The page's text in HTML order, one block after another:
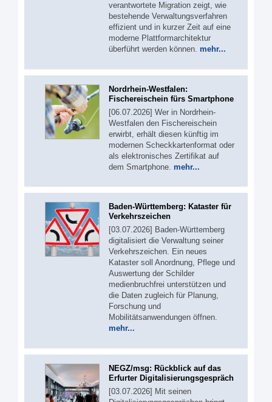
verantwortete Migration zeigt, wie
bestehende Verwaltungsverfahren
effizient und in kurzer Zeit auf eine
moderne Plattformarchitektur
überführt werden können. mehr...
Nordrhein-Westfalen:
Fischereischein fürs Smartphone
[06.07.2026] Wer in Nordrhein-
Westfalen den Fischereischein
erwirbt, erhält diesen künftig im
modernen Scheckkartenformat oder
als elektronisches Zertifikat auf
dem Smartphone. mehr...
Baden-Württemberg: Kataster für
Verkehrszeichen
[03.07.2026] Baden-Württemberg
digitalisiert die Verwaltung seiner
Verkehrszeichen. Ein neues
Kataster soll Anordnung, Pflege und
Auswertung der Schilder
medienbruchfrei unterstützen und
die Daten zugleich für Planung,
Forschung und
Mobilitätsanwendungen öffnen.
mehr...
NEGZ/msg: Rückblick auf das
Erfurter Digitalisierungsgespräch
[03.07.2026] Mit seinen